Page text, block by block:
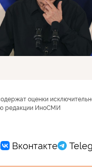
оценки
редакции ИноСМИ